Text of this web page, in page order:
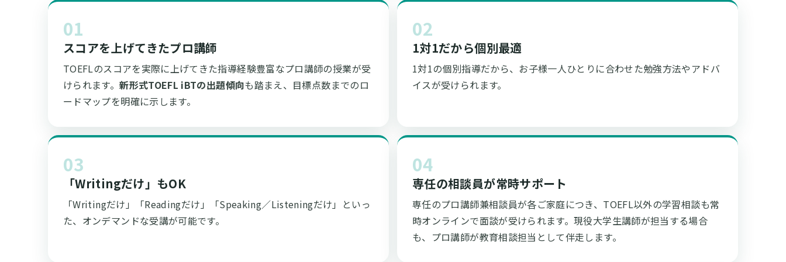
01
スコアを上げてきたプロ講師
TOEFLのスコアを実際に上げてきた指導経験豊富なプロ講師の授業が受
けられます。新形式TOEFL iBTの出題傾向も踏まえ、目標点数までのロ
ードマップを明確に示します。
02
1対1だから個別最適
1対1の個別指導だから、お子様一人ひとりに合わせた勉強方法やアドバ
イスが受けられます。
03
「Writingだけ」もOK
「Writingだけ」「Readingだけ」「Speaking／Listeningだけ」といっ
た、オンデマンドな受講が可能です。
04
専任の相談員が常時サポート
専任のプロ講師兼相談員が各ご家庭につき、TOEFL以外の学習相談も常
時オンラインで面談が受けられます。現役大学生講師が担当する場合
も、プロ講師が教育相談担当として伴走します。